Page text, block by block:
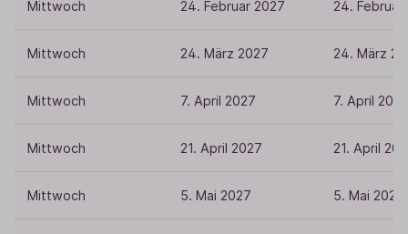
Mittwoch 24. Februar 2027 24. Februar
Mittwoch 24. März 2027 24. März
Mittwoch 7. April 2027 7. April 2027
Mittwoch 21. April 2027 21. April
Mittwoch 5. Mai 2027 5. Mai 2027